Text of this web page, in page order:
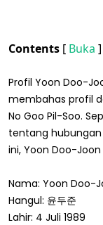
Contents [ Buka ]
Profil Yoon Doo-
membahas profil
No Goo Pil-Soo.
tentang
ini, Yoon Doo-
Nama: Yoon Doo-
Hangul: 윤두준
Lahir: 4 Juli 1989